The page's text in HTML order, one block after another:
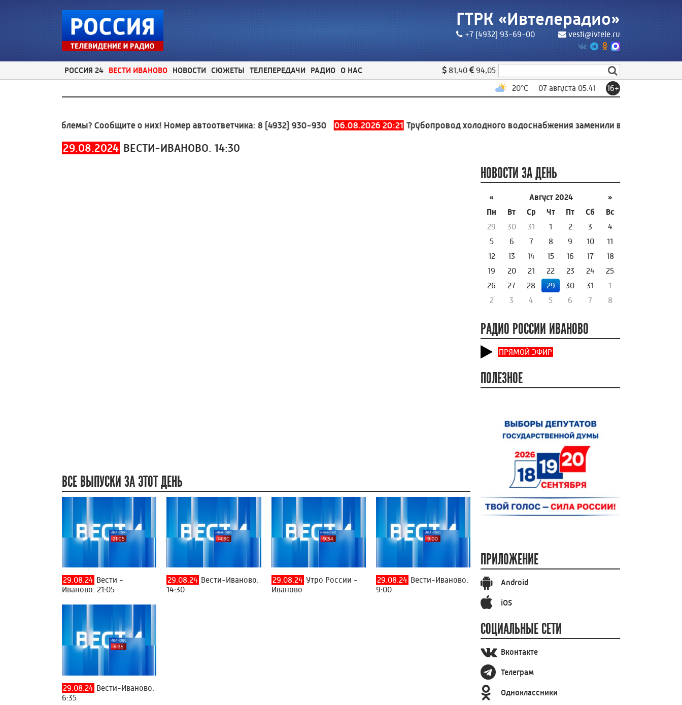
ГТРК «Ивтелерадио»
+7 (4932) 93-69-00 vesti@ivtele.ru
РОССИЯ 24 ВЕСТИ ИВАНОВО НОВОСТИ СЮЖЕТЫ ТЕЛЕПЕРЕДАЧИ РАДИО О НАС 81,40
94,05
20°C 07 августа 05:41 16+
проблемы? Сообщите о них! Номер автоответчика:8 (4932) 930-930 06.08.2026 20:21 Трубопровод холодного водоснабжения заменили в индустриальном
29.08.2024 ВЕСТИ-ИВАНОВО. 14:30
ВСЕ ВЫПУСКИ ЗА ЭТОТ ДЕНЬ
29.08.24 Вести -
Иваново. 21:05
29.08.24 Вести-Иваново.
14:30
29.08.24 Утро России -
Иваново
29.08.24 Вести-Иваново.
9:00
29.08.24 Вести-Иваново.
6:35
НОВОСТИ ЗА ДЕНЬ
« Август 2024
»
Пн
Вт Ср Чт Пт Сб
Вс
29
30 31 1 2 3
4
5
6 7 8 9 10
11
12
13 14 15 16 17
18
19
20 21 22 23 24
25
26
27 28 29 30 31
1
2
3 4 5 6 7 8
РАДИО РОССИИ ИВАНОВО
ПРЯМОЙ ЭФИР
ПОЛЕЗНОЕ
ПРИЛОЖЕНИЕ
Android
iOS
СОЦИАЛЬНЫЕ СЕТИ
Вконтакте
Телеграм
Одноклассники